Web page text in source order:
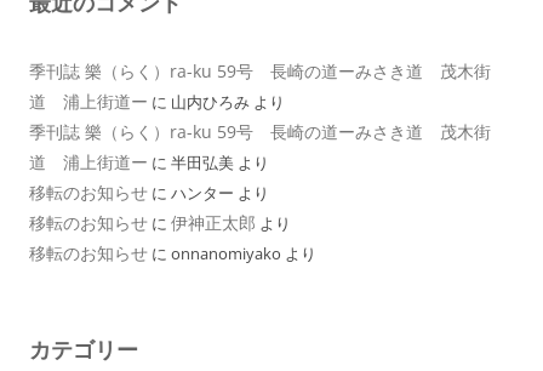
季刊誌 樂（らく）ra-ku 59号 長崎の道ーみさき道 茂木街
道 浦上街道ー に 山内ひろみ より
季刊誌 樂（らく）ra-ku 59号 長崎の道ーみさき道 茂木街
道 浦上街道ー に 半田弘美 より
移転のお知らせ に ハンター より
移転のお知らせ に 伊神正太郎 より
移転のお知らせ に onnanomiyako より
カテゴリー